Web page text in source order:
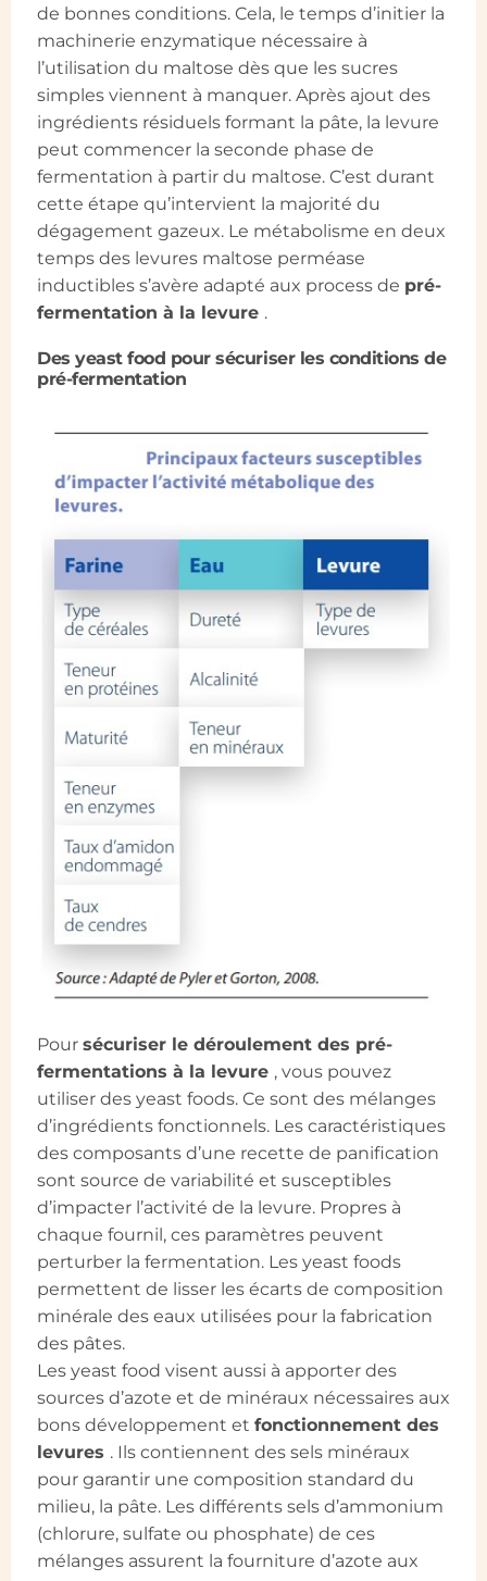
de bonnes conditions. Cela, le temps d’initier la
machinerie enzymatique nécessaire à
l’utilisation du maltose dès que les sucres
simples viennent à manquer. Après ajout des
ingrédients résiduels formant la pâte, la levure
peut commencer la seconde phase de
fermentation à partir du maltose. C’est durant
cette étape qu’intervient la majorité du
dégagement gazeux. Le métabolisme en deux
temps des levures maltose perméase
inductibles s’avère adapté aux process de pré-
fermentation à la levure .
Des yeast food pour sécuriser les conditions de
pré-fermentation
Pour sécuriser le déroulement des pré-
fermentations à la levure , vous pouvez
utiliser des yeast foods. Ce sont des mélanges
d’ingrédients fonctionnels. Les caractéristiques
des composants d’une recette de panification
sont source de variabilité et susceptibles
d’impacter l’activité de la levure. Propres à
chaque fournil, ces paramètres peuvent
perturber la fermentation. Les yeast foods
permettent de lisser les écarts de composition
minérale des eaux utilisées pour la fabrication
des pâtes.
Les yeast food visent aussi à apporter des
sources d’azote et de minéraux nécessaires aux
bons développement et fonctionnement des
levures . Ils contiennent des sels minéraux
pour garantir une composition standard du
milieu, la pâte. Les différents sels d’ammonium
(chlorure, sulfate ou phosphate) de ces
mélanges assurent la fourniture d’azote aux